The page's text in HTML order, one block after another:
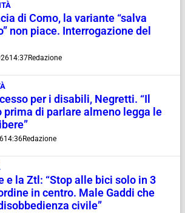
di Como, la variante “salva
non piace. Interrogazione del
14:37Redazione
per i disabili, Negretti. “Il
prima di parlare almeno legga le
14:36Redazione
e la Ztl: “Stop alle bici solo in 3
in centro. Male Gaddi che
civile”